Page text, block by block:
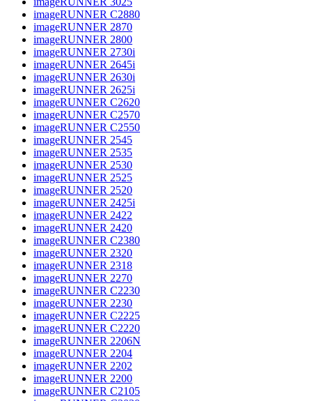
imageRUNNER C2880
imageRUNNER 2870
imageRUNNER 2800
imageRUNNER 2730i
imageRUNNER 2645i
imageRUNNER 2630i
imageRUNNER 2625i
imageRUNNER C2620
imageRUNNER C2570
imageRUNNER C2550
imageRUNNER 2545
imageRUNNER 2535
imageRUNNER 2530
imageRUNNER 2525
imageRUNNER 2520
imageRUNNER 2425i
imageRUNNER 2422
imageRUNNER 2420
imageRUNNER C2380
imageRUNNER 2320
imageRUNNER 2318
imageRUNNER 2270
imageRUNNER C2230
imageRUNNER 2230
imageRUNNER C2225
imageRUNNER C2220
imageRUNNER 2206N
imageRUNNER 2204
imageRUNNER 2202
imageRUNNER 2200
imageRUNNER C2105